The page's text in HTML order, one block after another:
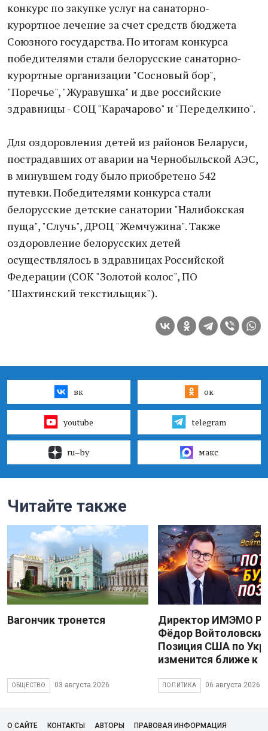
конкурс по закупке услуг на санаторно-
курортное лечение за счет средств бюджета
Союзного государства. По итогам конкурса
победителями стали белорусские санаторно-
курортные организации "Сосновый бор",
"Поречье", "Журавушка" и две российские
здравницы - СОЦ "Карачарово" и "Переделкино".
Для оздоровления детей из районов Беларуси,
пострадавших от аварии на Чернобыльской АЭС,
в минувшем году было приобретено 542
путевки. Победителями конкурса стали
белорусские детские санатории "Налибокская
пуща", "Случь", ДРОЦ "Жемчужина". Также
оздоровление белорусских детей
осуществлялось в здравницах Российской
Федерации (СОК "Золотой колос", ПО
"Шахтинский текстильщик").
вк ок
youtube telegram
ru–by макс
Читайте также
Вагончик тронется
ОБЩЕСТВО 03 августа 2026
Директор ИМЭМО
Фёдор
Позиция США по
изменится ближе к
ПОЛИТИКА 06 августа 2026
О САЙТЕ КОНТАКТЫ АВТОРЫ ПРАВОВАЯ ИНФОРМАЦИЯ